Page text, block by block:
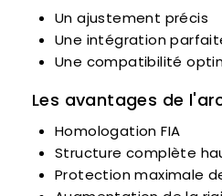
Un ajustement précis
Une intégration
Une compatibilité
Les avantages de
Homologation FIA
Structure complète
Protection maximale